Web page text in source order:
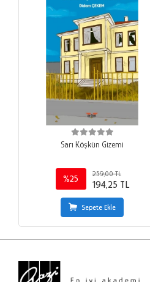
Sarı Köşkün Gizemi
%25
259,00 TL
194,25 TL
Sepete Ekle